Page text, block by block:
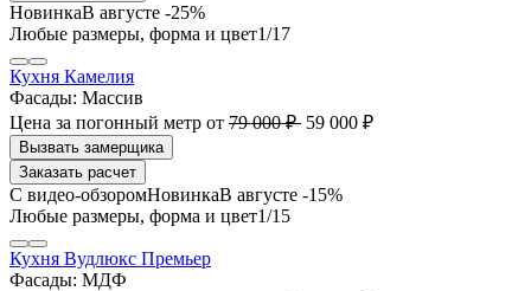
В августе -25%
1/17
Кухня Камелия
Фасады: Массив
Цена за погонный метр от 79 000 ₽ 59 000 ₽
Заказать расчет
В августе -15%
1/15
Кухня Вудлюкс Премьер
Фасады: МДФ